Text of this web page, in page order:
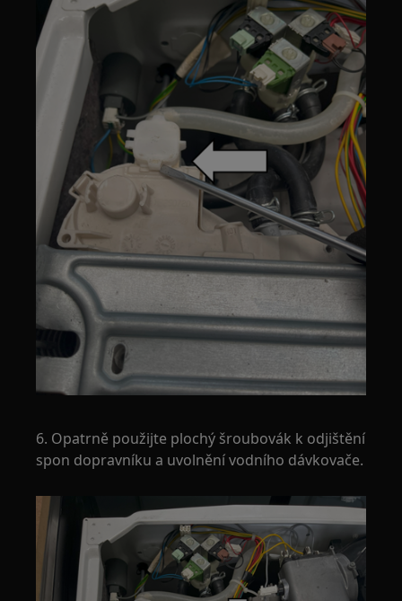
6. Opatrně použijte plochý šroubovák k odjištění
spon dopravníku a uvolnění vodního dávkovače.